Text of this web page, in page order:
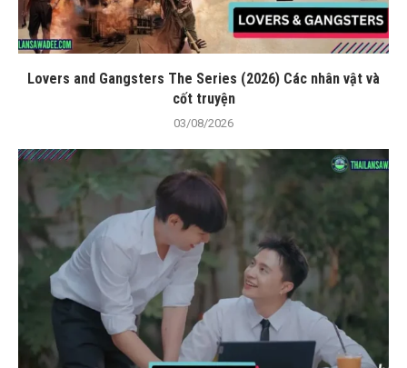
Lovers and Gangsters The Series (2026) Các nhân vật và
cốt truyện
03/08/2026